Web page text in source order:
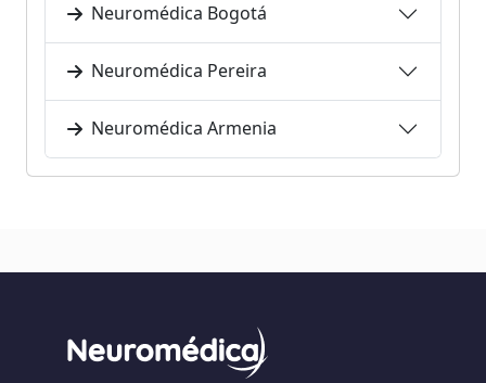
Neuromédica Bogotá
Neuromédica Pereira
Neuromédica Armenia